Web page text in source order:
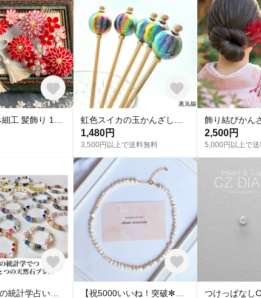
1,480円
3,500円以上で送料無料
2,500円
5,000円以上で